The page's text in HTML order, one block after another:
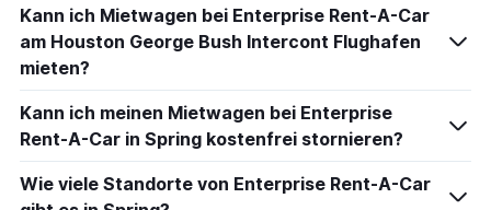
Kann ich Mietwagen bei Enterprise Rent-A-Car
am Houston George Bush Intercont Flughafen
mieten?
Kann ich meinen Mietwagen bei Enterprise
Rent-A-Car in Spring kostenfrei stornieren?
Wie viele Standorte von Enterprise Rent-A-Car